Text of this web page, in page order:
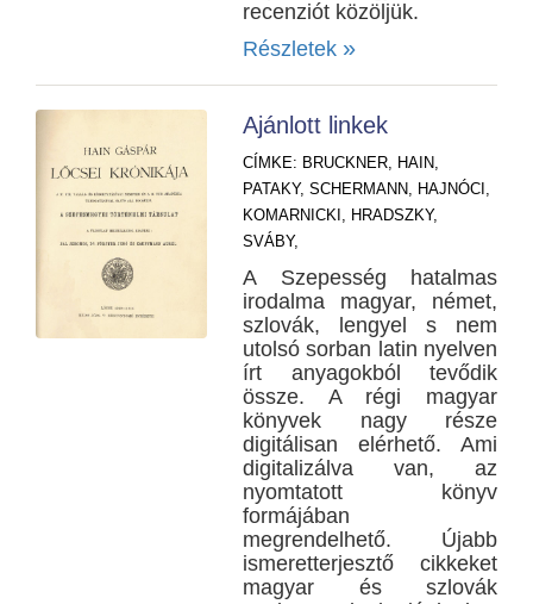
recenziót közöljük.
Részletek »
Ajánlott linkek
CÍMKE: BRUCKNER, HAIN,
PATAKY,SCHERMANN, HAJNÓCI,
KOMARNICKI, HRADSZKY,
SVÁBY,
A Szepesség hatalmas
irodalma magyar, német,
szlovák, lengyel s nem
utolsó sorban latin nyelven
írt anyagokból tevődik
össze. A régi magyar
könyvek nagy része
digitálisan elérhető. Ami
digitalizálva van, az
nyomtatott könyv
formájában
megrendelhető. Újabb
ismeretterjesztő cikkeket
magyar és szlovák